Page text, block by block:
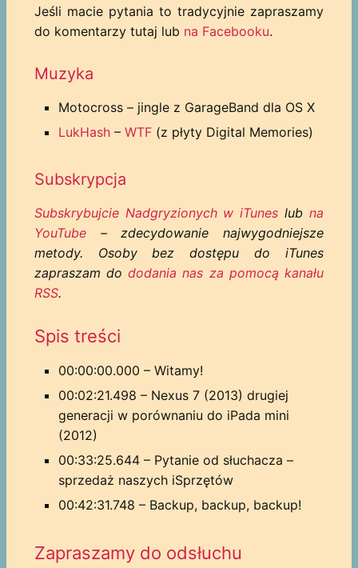
Jeśli macie pytania to tradycyjnie zapraszamy
do komentarzy tutaj lub na Facebooku.
Muzyka
Motocross – jingle z GarageBand dla OS X
LukHash– WTF(z płyty Digital Memories)
Subskrypcja
Subskrybujcie Nadgryzionych w iTunes lubna
YouTube– zdecydowanie najwygodniejsze
metody. Osoby bez dostępu do iTunes
zapraszam dododania nas za pomocą kanału
RSS.
Spis treści
00:00:00.000 – Witamy!
00:02:21.498 – Nexus 7 (2013) drugiej
generacji w porównaniu do iPada mini
(2012)
00:33:25.644 – Pytanie od słuchacza –
sprzedaż naszych iSprzętów
00:42:31.748 – Backup, backup, backup!
Zapraszamy do odsłuchu